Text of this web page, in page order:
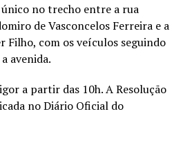
no trecho entre a rua
de Vasconcelos Ferreira e a
Filho, com os veículos seguindo
avenida.
a partir das 10h. A Resolução
no Diário Oficial do